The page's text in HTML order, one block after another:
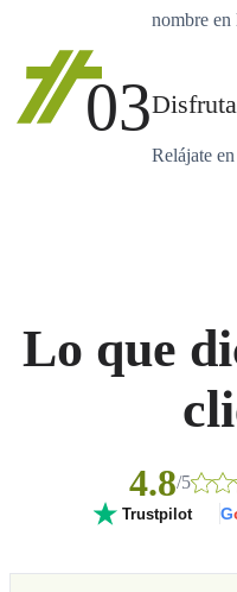
nombre en
03
Relájate
Lo que
4.8/5
Trustpilot G